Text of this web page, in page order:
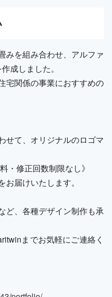
みを組み合わせ、アルファ
成しました。
宅関係の事業におすすめの
せて、オリジナルのロゴマ
・修正回数制限なし》
届けいたします。
ど、各種デザイン制作も承
までお気軽にご連絡く